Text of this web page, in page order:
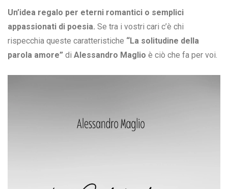
Un’idea regalo per eterni romantici o semplici
appassionati di poesia. Se tra i vostri cari c’è chi
rispecchia queste caratteristiche “La solitudine della
parola amore” di Alessandro Maglio è ciò che fa per voi.